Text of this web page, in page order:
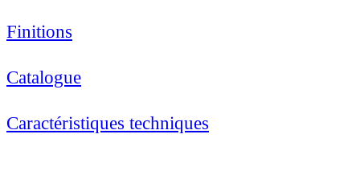
Finitions
Catalogue
Caractéristiques techniques